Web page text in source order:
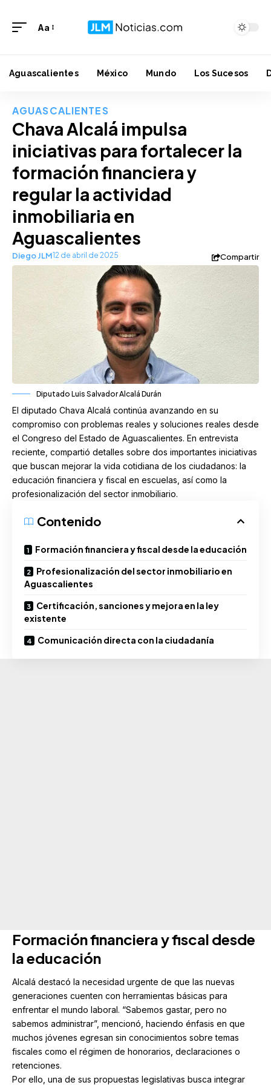
Aa
Aguascalientes México Mundo Los Sucesos
AGUASCALIENTES
Chava Alcalá impulsa
iniciativas para fortalecer la
formación financiera y
regular la actividad
inmobiliaria en
Aguascalientes
Diego JLM12 de abril de 2025 Compartir
Diputado Luis Salvador Alcalá Durán
El diputado Chava Alcalá continúa avanzando en su
compromiso con problemas reales y soluciones reales desde
el Congreso del Estado de Aguascalientes. En entrevista
reciente, compartió detalles sobre dos importantes iniciativas
que buscan mejorar la vida cotidiana de los ciudadanos: la
educación financiera y fiscal en escuelas, así como la
profesionalización del sector inmobiliario.
Contenido
Formación financiera y fiscal desde la educación
Profesionalización del sector inmobiliario en
Aguascalientes
Certificación, sanciones y mejora en la ley
existente
Comunicación directa con la ciudadanía
Formación financiera y fiscal desde
la educación
Alcalá destacó la necesidad urgente de que las nuevas
generaciones cuenten con herramientas básicas para
enfrentar el mundo laboral. “Sabemos gastar, pero no
sabemos administrar”, mencionó, haciendo énfasis en que
muchos jóvenes egresan sin conocimientos sobre temas
fiscales como el régimen de honorarios, declaraciones o
retenciones.
Por ello, una de sus propuestas legislativas busca integrar